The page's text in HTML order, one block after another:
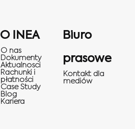
O INEA
O nas
Dokumenty
Aktualnosci
Rachunki i
płatności
Case Study
Blog
Kariera
Biuro
prasowe
Kontakt dla
mediów